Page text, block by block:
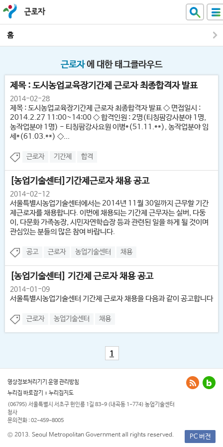
근로자
홈
근로자에 대한 태그클라우드
제목 : 도시농업교육장기간제 근로자 최종합격자 발표
2014-02-28
제목 : 도시농업교육장기간제 근로자 최종합격자 발표 ◇ 면접일시 :
2014.2.27 11:00~14:00 ◇ 합격인원 : 2명(티칭팜강사분야 1명,
농작업분야 1명) - 티칭팜강사요원 이병*(51.11.**), 농작업분야 임
세*(61.03.**) ◇...
근로자 기간제 합격
[농업기술센터]기간제근로자 채용 공고
2014-02-12
서울특별시농업기술센터에서는 2014년 11월 30일까지 근무할 기간
제근로자를 채용합니다. 이번에 채용되는 기간제 근무자는 실버, 다둥
이, 다문화 가족농장, 시민자연학습장 등과 관련된 일을 하게 될 것이며
관심있는 분들의 많은 참여 바랍니다.
공고 근로자 농업기술센터 채용
[농업기술센터] 기간제 근로자 채용 공고
2014-01-09
서울특별시농업기술센터 기간제 근로자 채용을 다음과 같이 공고합니다
근로자 농업기술센터 채용
1
영상정보처리기기 운영 관리방침
누리집 바로잡기
누리집지도
(06795) 서울특별시 서초구 헌인릉 1길 83-9 (내곡동 1-774) 농업기술센터
청사
문의전화 : 02-459-8005
© 2013. Seoul Metropolitan Government all rights reserved. PC 버전